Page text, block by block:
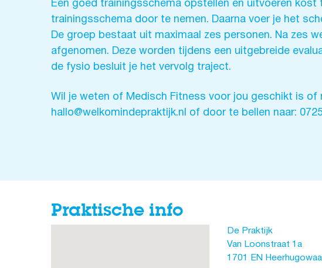
Een goed trainingsschema opstellen en uitvoeren
trainingsschema door te nemen. Daarna voer je het
De groep bestaat uit maximaal zes personen. Na zes
afgenomen. Deze worden tijdens een uitgebreide
de fysio besluit je het vervolg traject.
Wil je weten of Medisch Fitness voor jou geschikt is
hallo@welkomindepraktijk.nl of door te bellen naar:
Praktische info
De Praktijk
Van Loonstraat 1a
1701 EN